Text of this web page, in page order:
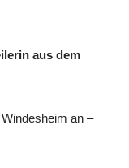
aus dem
an –